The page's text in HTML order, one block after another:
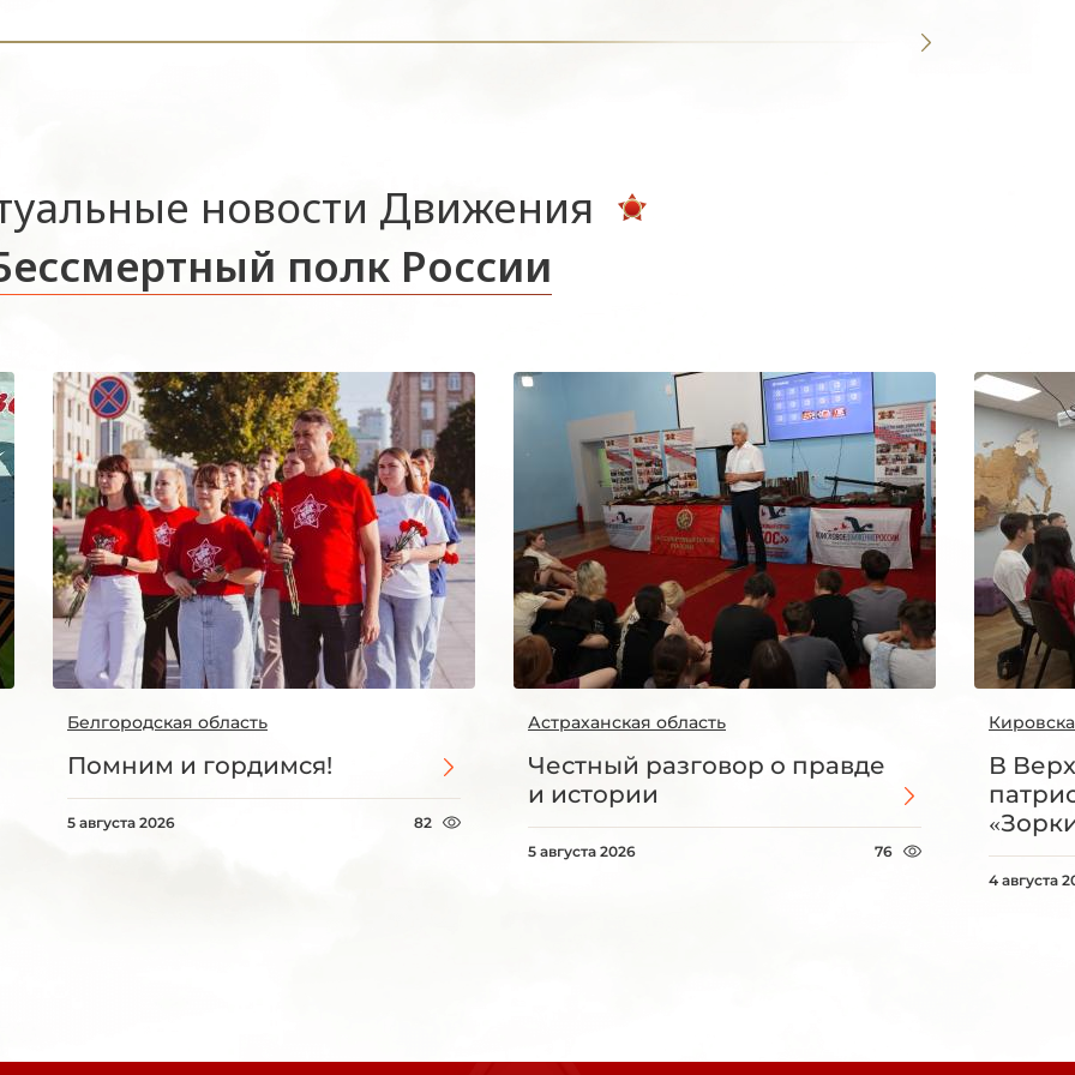
новости Движения
полк России
Белгородская область
Помним и гордимся!
5 августа 2026 82
Астраханская область
Честный разговор о правде
и истории
5 августа 2026 76
В
4 августа